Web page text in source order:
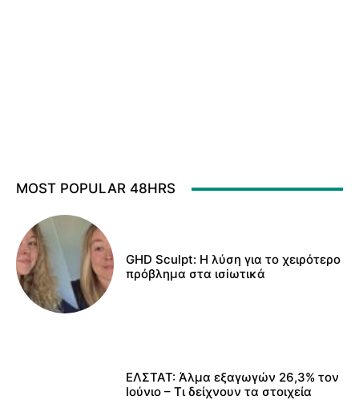
MOST POPULAR 48HRS
GHD Sculpt: Η λύση για το χειρότερο
πρόβλημα στα ισiωτικά
ΕΛΣΤΑΤ: Άλμα εξαγωγών 26,3% τον
Ιούνιο – Τι δείχνουν τα στοιχεία